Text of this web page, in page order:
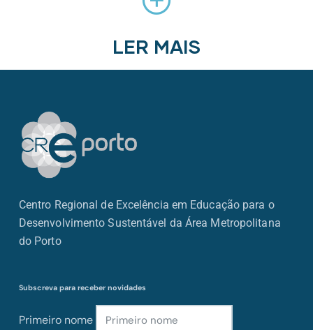
LER MAIS
Centro Regional de Excelência em Educação para o
Desenvolvimento Sustentável da Área Metropolitana
do Porto
Subscreva para receber novidades
Primeiro nome